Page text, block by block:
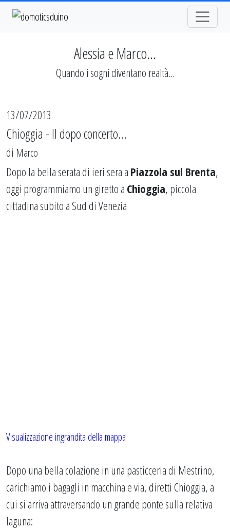
Alessia e Marco...
Quando i sogni diventano realtà...
13/07/2013
Chioggia - Il dopo concerto...
di Marco
Dopo la bella serata di ieri sera a Piazzola sul Brenta,
oggi programmiamo un giretto a Chioggia, piccola
cittadina subito a Sud di Venezia
Visualizzazione ingrandita della mappa
Dopo una bella colazione in una pasticceria di Mestrino,
carichiamo i bagagli in macchina e via, diretti Chioggia, a
cui si arriva attraversando un grande ponte sulla relativa
laguna: